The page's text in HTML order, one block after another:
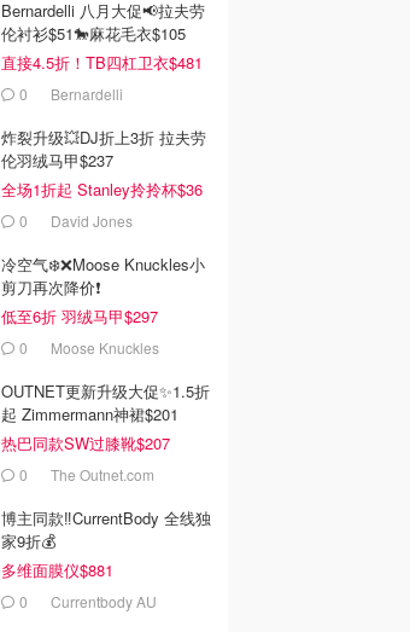
Bernardelli 八月大促📢拉夫劳
伦衬衫$51🐎麻花毛衣$105
直接4.5折！TB四杠卫衣$481
0 Bernardelli
炸裂升级💥DJ折上3折 拉夫劳
伦羽绒马甲$237
全场1折起 Stanley拎拎杯$36
0 David Jones
冷空气❄️❌️Moose Knuckles小
剪刀再次降价❗️
低至6折 羽绒马甲$297
0 Moose Knuckles
OUTNET更新升级大促✨1.5折
起 Zimmermann神裙$201
热巴同款SW过膝靴$207
0 The Outnet.com
博主同款‼️CurrentBody 全线独
家9折💰
多维面膜仪$881
0 Currentbody AU